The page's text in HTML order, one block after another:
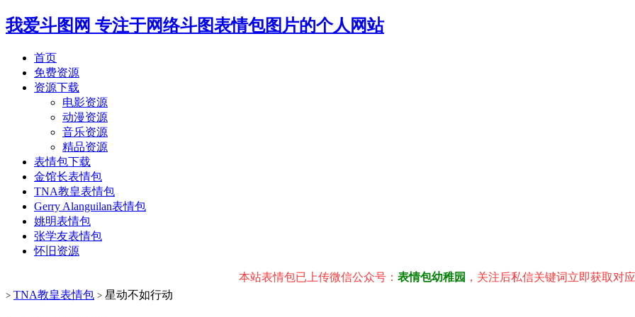
我爱斗图网 专注于网络斗图表情包图片的个人网站
首页
免费资源
资源下载
电影资源
动漫资源
音乐资源
精品资源
表情包下载
金馆长表情包
TNA教皇表情包
Gerry Alanguilan表情包
姚明表情包
张学友表情包
怀旧资源
本站表情包已上传微信公众号：表情包幼稚园，关注后私信关键词立即获取对应表
> TNA教皇表情包 > 星动不如行动